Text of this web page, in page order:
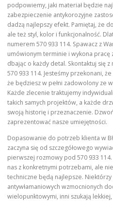
podpowiemy, jaki materiał będzie
zabezpieczenie antykorozyjne
dadzą najlepszy efekt. Pamiętaj, że
ale też styl, kolor i funkcjonalność.
numerem 570 933 114. Spawacz z
umówionym terminie i wykona pracę
dbając o każdy detal. Skontaktuj się
570 933 114. Jesteśmy przekonani,
że będziesz w pełni zadowolony ze
Każde zlecenie traktujemy
takich samych projektów, a każde
swoją historię i przeznaczenie.
zaprezentować nasze umiejętności.
Dopasowanie do potrzeb klienta w
zaczyna się od szczegółowego
pierwszej rozmowy pod 570 933
nas z konkretnymi potrzebami, ale
techniczne będą najlepsze.
antywłamaniowych wzmocnionych
wielopunktowymi, inni szukają